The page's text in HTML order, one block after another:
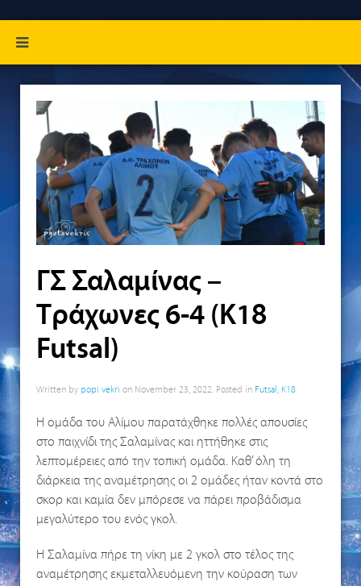
ΓΣ Σαλαμίνας –
Τράχωνες 6-4 (Κ18
Futsal)
Written by popi vekri on November 23, 2022. Posted in Futsal , K18
Η ομάδα του Αλίμου παρατάχθηκε πολλές απουσίες
στο παιχνίδι της Σαλαμίνας και ηττήθηκε στις
λεπτομέρειες από την τοπική ομάδα. Καθ’ όλη τη
διάρκεια της αναμέτρησης οι 2 ομάδες ήταν κοντά στο
σκορ και καμία δεν μπόρεσε να πάρει προβάδισμα
μεγαλύτερο του ενός γκολ.
Η Σαλαμίνα πήρε τη νίκη με 2 γκολ στο τέλος της
αναμέτρησης εκμεταλλευόμενη την κούραση των